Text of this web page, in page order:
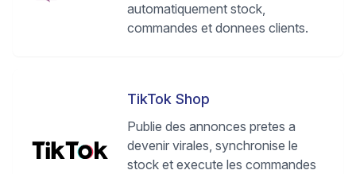
automatiquement stock,
commandes et donnees clients.
TikTok Shop
Publie des annonces pretes a
devenir virales, synchronise le
stock et execute les commandes